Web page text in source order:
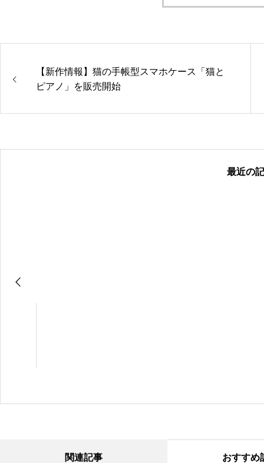
【新作情報】猫の手帳型スマホケース「猫と
ピアノ」を販売開始
最近の
関連記事 おすすめ